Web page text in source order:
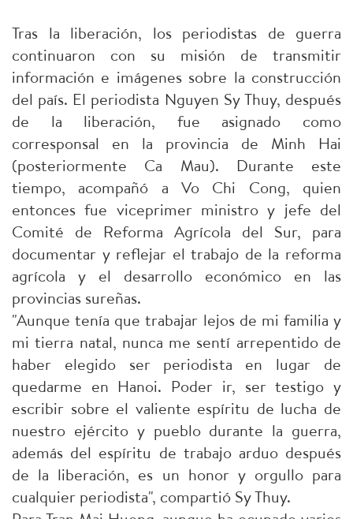
Tras la liberación, los periodistas de guerra
continuaron con su misión de transmitir
información e imágenes sobre la construcción
del país. El periodista Nguyen Sy Thuy, después
de la liberación, fue asignado como
corresponsal en la provincia de Minh Hai
(posteriormente Ca Mau). Durante este
tiempo, acompañó a Vo Chi Cong, quien
entonces fue viceprimer ministro y jefe del
Comité de Reforma Agrícola del Sur, para
documentar y reflejar el trabajo de la reforma
agrícola y el desarrollo económico en las
provincias sureñas.
"Aunque tenía que trabajar lejos de mi familia y
mi tierra natal, nunca me sentí arrepentido de
haber elegido ser periodista en lugar de
quedarme en Hanoi. Poder ir, ser testigo y
escribir sobre el valiente espíritu de lucha de
nuestro ejército y pueblo durante la guerra,
además del espíritu de trabajo arduo después
de la liberación, es un honor y orgullo para
cualquier periodista", compartió Sy Thuy.